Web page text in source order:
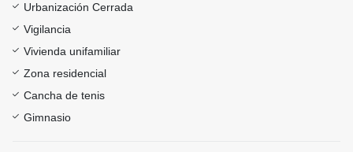
Urbanización Cerrada
Vigilancia
Vivienda unifamiliar
Zona residencial
Cancha de tenis
Gimnasio